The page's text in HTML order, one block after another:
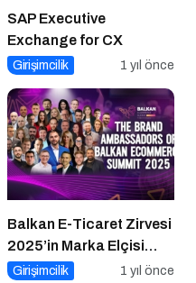
SAP Executive
Exchange for CX
Girişimcilik 1 yıl önce
Balkan E-Ticaret Zirvesi
2025’in Marka Elçisi
Belli Oldu
Girişimcilik 1 yıl önce